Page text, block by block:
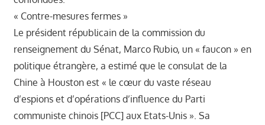
« Contre-mesures fermes »
Le président républicain de la commission du
renseignement du Sénat, Marco Rubio, un « faucon » en
politique étrangère, a estimé que le consulat de la
Chine à Houston est « le cœur du vaste réseau
d’espions et d’opérations d’influence du Parti
communiste chinois [PCC] aux Etats-Unis ». Sa